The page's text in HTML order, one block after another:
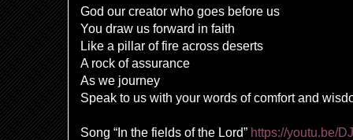
God our creator who goes before us
You draw us forward in faith
Like a pillar of fire across deserts
A rock of assurance
As we journey
Speak to us with your words of comfort and
Song “In the fields of the Lord” https://youtu.be/